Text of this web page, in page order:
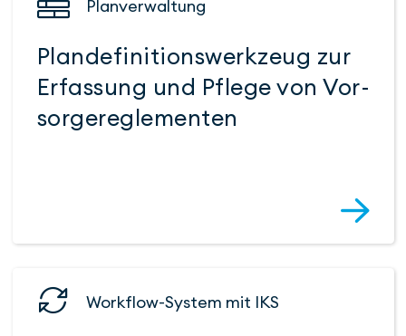
Planver­waltung
Plan­definitions­werk­zeug zur
Erfassung und Pflege von Vor­
sorge­regle­menten
Workflow-System mit IKS